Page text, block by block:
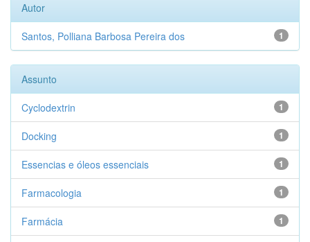
Autor
1
Santos, Polliana Barbosa Pereira dos
Assunto
1
Cyclodextrin
1
Docking
1
Essencias e óleos essenciais
1
Farmacologia
1
Farmácia